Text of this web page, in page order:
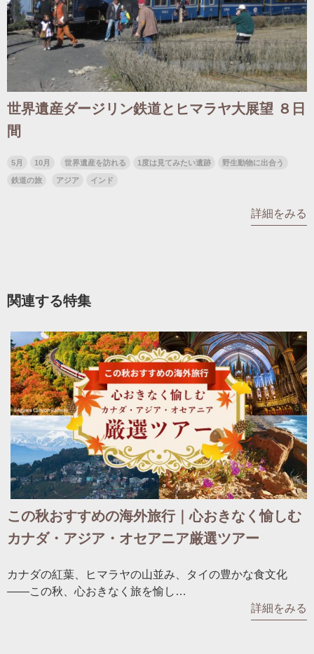
世界遺産ダージリン鉄道とヒマラヤ大展望 ８日
間
5月 10月 世界遺産を訪れる 1度は見てみたい遺跡 野生動物に出合う
鉄道の旅 アジア インド
詳細をみる
関連する特集
この秋おすすめの海外旅行｜心おきなく愉しむ
カナダ・アジア・オセアニア厳選ツアー
カナダの紅葉、ヒマラヤの山並み、タイの豊かな食文化
――この秋、心おきなく旅を愉し…
詳細をみる